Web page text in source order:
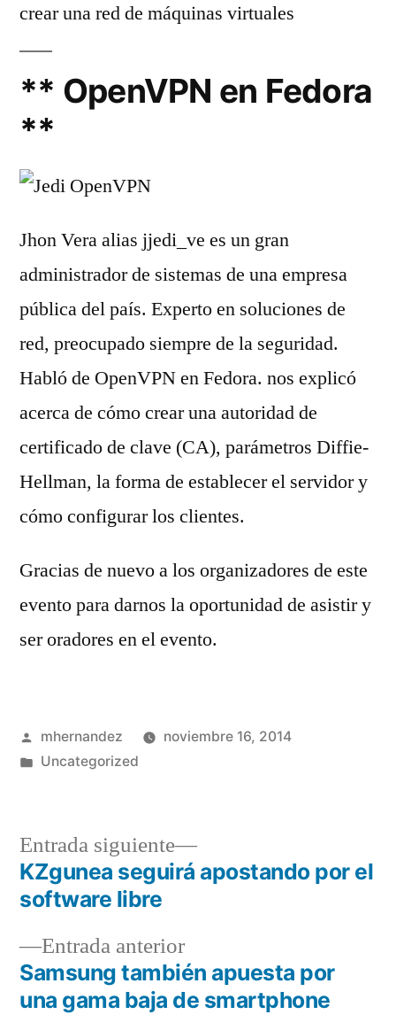
crear una red de máquinas virtuales
** OpenVPN en Fedora
**
Jhon Vera alias jjedi_ve es un gran
administrador de sistemas de una empresa
pública del país. Experto en soluciones de
red, preocupado siempre de la seguridad.
Habló de OpenVPN en Fedora. nos explicó
acerca de cómo crear una autoridad de
certificado de clave (CA), parámetros Diffie-
Hellman, la forma de establecer el servidor y
cómo configurar los clientes.
Gracias de nuevo a los organizadores de este
evento para darnos la oportunidad de asistir y
ser oradores en el evento.
Publicado
por
mhernandez
noviembre 16, 2014
Publicado
Uncategorized
Navegación
entradas
Entrada anteriorEntrada
anterior:
Samsung también apuesta por
una gama baja de smartphone
Entrada siguiente
Entrada
siguiente:
KZgunea seguirá apostando por el
software libre